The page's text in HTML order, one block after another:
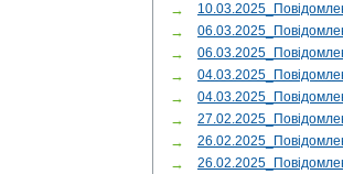
→
→
→
→
→
→
→
→